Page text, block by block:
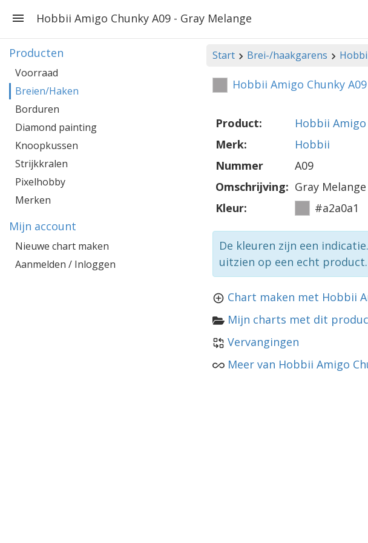
Hobbii Amigo Chunky A09 - Gray Melange
Start Brei-/haakgarens
Hobbii Amigo Chunky
Product:
Hobbii
Merk:
Hobbii
Nummer
A09
Omschrijving: Gray Melange
Kleur:
#a2a0a1
De kleuren zijn een
uitzien op een echt product.
Chart maken met Hobbii
Mijn charts met dit
Vervangingen
Meer van Hobbii Amigo
Producten
Voorraad
Breien/Haken
Borduren
Diamond painting
Knoopkussen
Strijkkralen
Pixelhobby
Merken
Mijn account
Nieuwe chart maken
Aanmelden / Inloggen